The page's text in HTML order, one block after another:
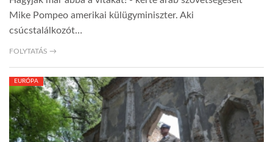
Mike Pompeo amerikai külügyminiszter. Aki
csúcstalálkozót…
FOLYTATÁS →
EURÓPA